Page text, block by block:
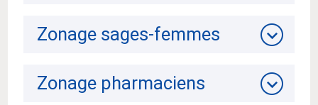
Zonage sages-femmes
Zonage pharmaciens